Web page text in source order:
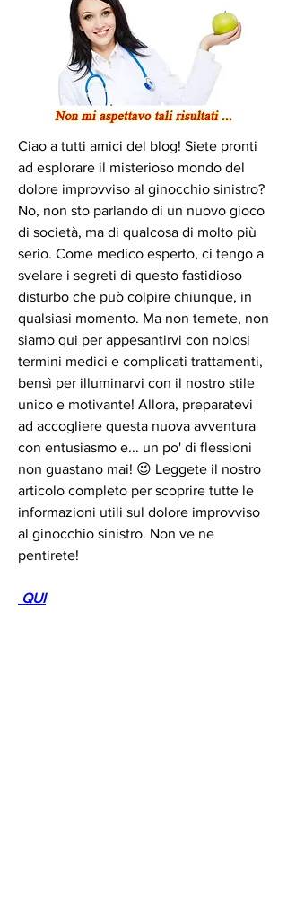
Ciao a tutti amici del blog! Siete pronti
ad esplorare il misterioso mondo del
dolore improvviso al ginocchio sinistro?
No, non sto parlando di un nuovo gioco
di società, ma di qualcosa di molto più
serio. Come medico esperto, ci tengo a
svelare i segreti di questo fastidioso
disturbo che può colpire chiunque, in
qualsiasi momento. Ma non temete, non
siamo qui per appesantirvi con noiosi
termini medici e complicati trattamenti,
bensì per illuminarvi con il nostro stile
unico e motivante! Allora, preparatevi
ad accogliere questa nuova avventura
con entusiasmo e... un po' di flessioni
non guastano mai! 😉 Leggete il nostro
articolo completo per scoprire tutte le
informazioni utili sul dolore improvviso
al ginocchio sinistro. Non ve ne
pentirete!
QUI